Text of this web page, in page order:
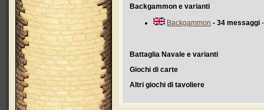
Backgammon e varianti
Backgammon - 34 messaggi
Battaglia Navale e varianti
Giochi di carte
Altri giochi di tavoliere